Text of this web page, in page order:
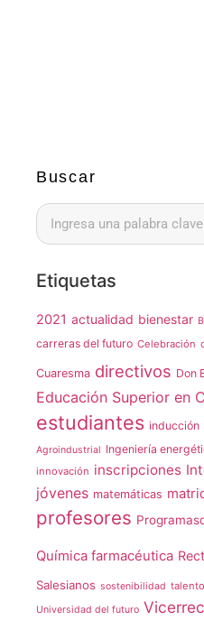
Buscar
Etiquetas
2021 actualidad bienestar
carreras del futuro Celebración
Cuaresma directivos Don
Educación Superior en
estudiantes inducción
Agroindustrial Ingeniería
innovación inscripciones
jóvenes matemáticas
profesores
Química farmacéutica
Salesianos sostenibilidad talento
Universidad del futuro